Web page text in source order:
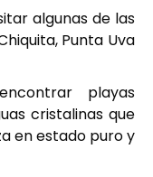
algunas de las
Punta Uva
playas
cristalinas que
en estado puro y